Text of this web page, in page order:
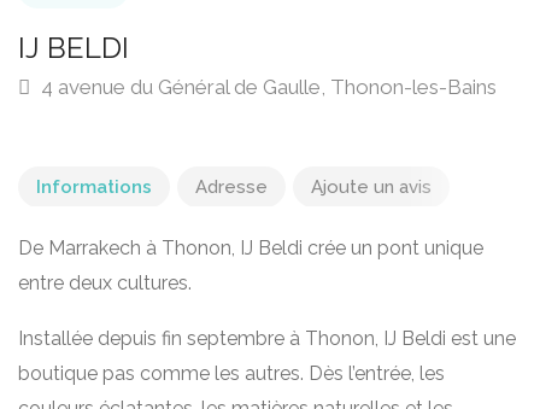
IJ BELDI
4 avenue du Général de Gaulle, Thonon-les-Bains
Informations Adresse Ajoute un avis
De Marrakech à Thonon, IJ Beldi crée un pont unique
entre deux cultures.
Installée depuis fin septembre à Thonon, IJ Beldi est une
boutique pas comme les autres. Dès l’entrée, les